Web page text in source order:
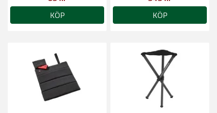
KÖP KÖP